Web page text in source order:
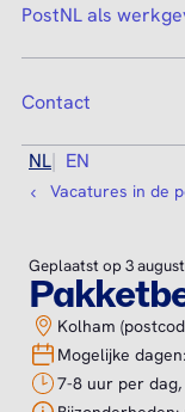
PostNL als
Contact
NL EN
Vacatures in de